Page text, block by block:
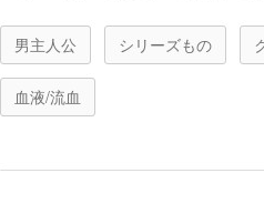
男主人公 シリーズもの
血液/流血